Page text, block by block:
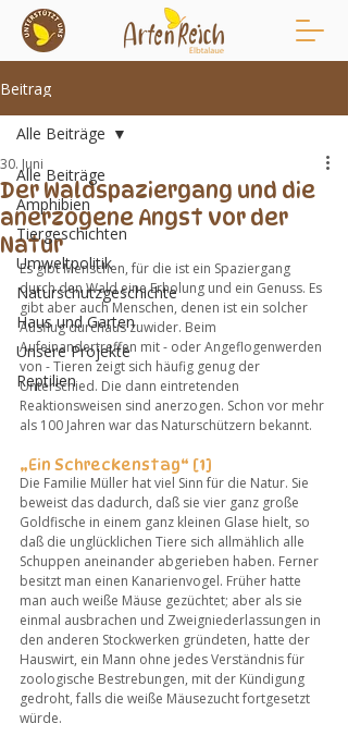
Beitrag
Alle Beiträge
Amphibien
Tiergeschichten
Umweltpolitik
Naturschutzgeschichte
Haus und Garten
Unsere Projekte
Reptilien
Alle Beiträge
Der Waldspaziergang und die
anerzogene Angst vor der
Natur
30. Juni
Es gibt Menschen, für die ist ein Spaziergang
durch den Wald eine Erholung und ein Genuss. Es
gibt aber auch Menschen, denen ist ein solcher
Ausflug durchaus zuwider. Beim
Aufeinandertreffen mit - oder Angeflogenwerden
von - Tieren zeigt sich häufig genug der
Unterschied. Die dann eintretenden
Reaktionsweisen sind anerzogen. Schon vor mehr
als 100 Jahren war das Naturschützern bekannt.
„Ein Schreckenstag“ [1]
Die Familie Müller hat viel Sinn für die Natur. Sie
beweist das dadurch, daß sie vier ganz große
Goldfische in einem ganz kleinen Glase hielt, so
daß die unglücklichen Tiere sich allmählich alle
Schuppen aneinander abgerieben haben. Ferner
besitzt man einen Kanarienvogel. Früher hatte
man auch weiße Mäuse gezüchtet; aber als sie
einmal ausbrachen und Zweigniederlassungen in
den anderen Stockwerken gründeten, hatte der
Hauswirt, ein Mann ohne jedes Verständnis für
zoologische Bestrebungen, mit der Kündigung
gedroht, falls die weiße Mäusezucht fortgesetzt
würde.